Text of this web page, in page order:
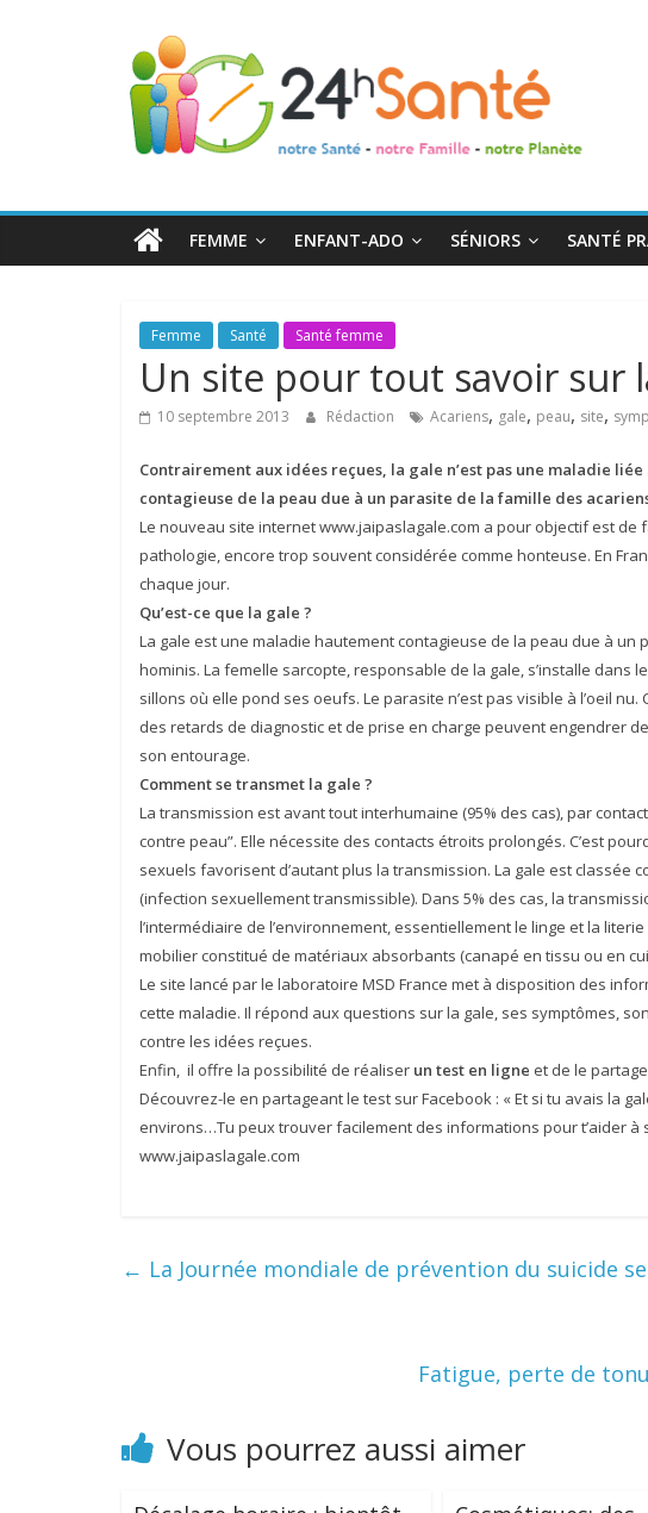
24h
Santé
toute
FEMME ENFANT-ADO SÉNIORS SANTÉ
Femme Santé Santé femme
Un site pour tout savoir sur
10 septembre 2013 Rédaction Acariens, gale, peau, site,
Contrairement aux idées reçues, la gale n’est pas une maladie
contagieuse de la peau due à un parasite de la famille des
Le nouveau site internet www.jaipaslagale.com a pour objectif est
pathologie, encore trop souvent considérée comme honteuse. En
chaque jour.
Qu’est-ce que la gale ?
La gale est une maladie hautement contagieuse de la peau due à
hominis. La femelle sarcopte, responsable de la gale, s’installe dans
sillons où elle pond ses oeufs. Le parasite n’est pas visible à l’oeil
des retards de diagnostic et de prise en charge peuvent engendrer
son entourage.
Comment se transmet la gale ?
La transmission est avant tout interhumaine (95% des cas), par
contre peau”. Elle nécessite des contacts étroits prolongés. C’est
sexuels favorisent d’autant plus la transmission. La gale est classée
(infection sexuellement transmissible). Dans 5% des cas, la
l’intermédiaire de l’environnement, essentiellement le linge et la
mobilier constitué de matériaux absorbants (canapé en tissu ou en
Le site lancé par le laboratoire MSD France met à disposition des
cette maladie. Il répond aux questions sur la gale, ses symptômes,
contre les idées reçues.
Enfin, il offre la possibilité de réaliser un test en ligne et de le
Découvrez-le en partageant le test sur Facebook : « Et si tu avais la
environs…Tu peux trouver facilement des informations pour t’aider à
www.jaipaslagale.com
← La Journée mondiale de prévention du suicide
Fatigue, perte de
Vous pourrez aussi aimer